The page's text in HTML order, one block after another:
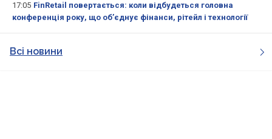
17:05 FinRetail повертається: коли відбудеться головна
конференція року, що об’єднує фінанси, рітейл і технології
Всі новини